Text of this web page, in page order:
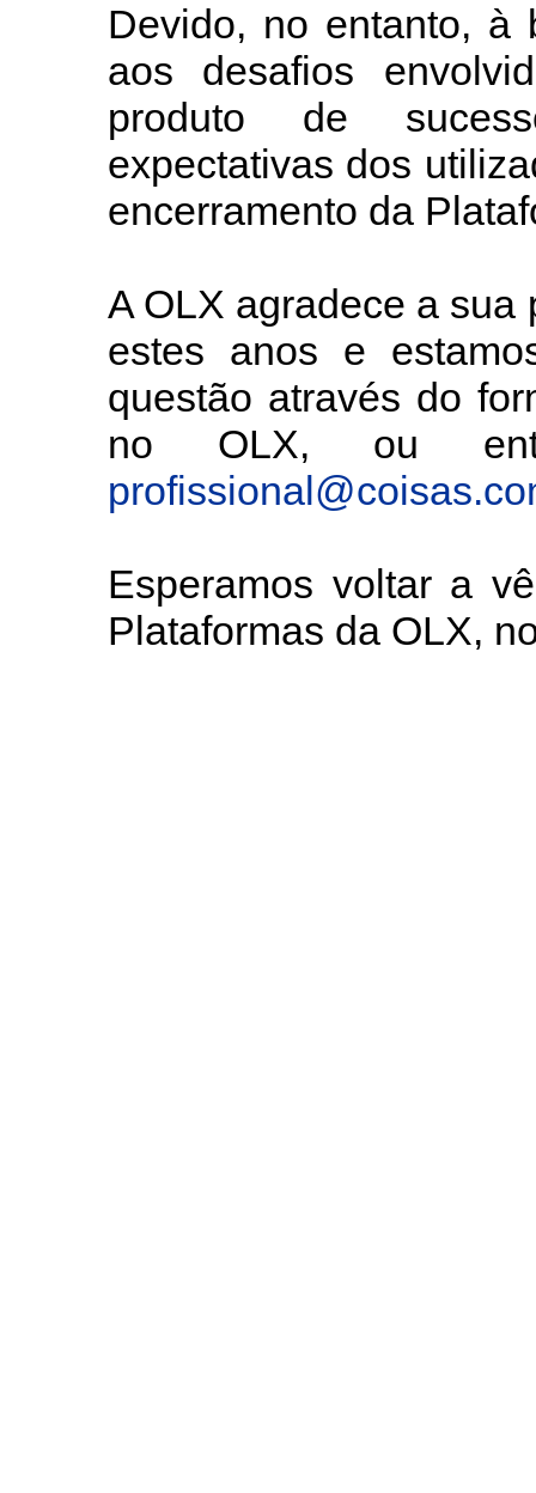
Devido, no entanto, à
aos desafios
produto de
expectativas dos
encerramento da
A OLX agradece a sua
estes anos e
questão através do
no OLX, ou
Esperamos voltar a
Plataformas da OLX,